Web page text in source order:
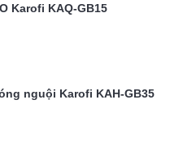
Karofi KAQ-GB15
nguội Karofi KAH-GB35